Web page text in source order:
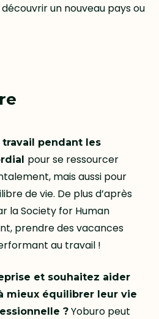
découvrir un nouveau pays ou
pendant les
pour se ressourcer
mais aussi pour
de vie. De plus d’après
la Society for Human
prendre des vacances
au travail !
et souhaitez aider
mieux équilibrer leur vie
? Yoburo peut